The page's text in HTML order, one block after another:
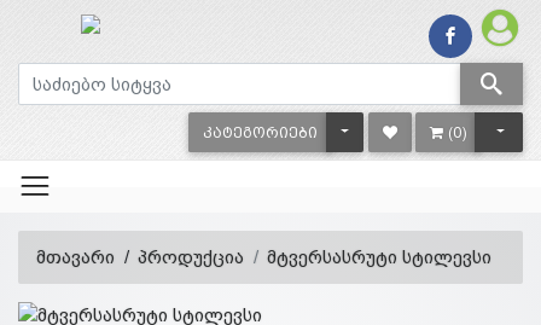
ᲙᲐᲢᲔᲒᲝᲠᲘᲔᲑᲘ TOGGLE DROPDOWN
(0)
მთავარი პროდუქცია მტვერსასრუტი სტილევსი